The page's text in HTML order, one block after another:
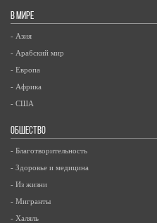
В МИРЕ
- Азия
- Арабский мир
- Европа
- Африка
- США
ОБЩЕСТВО
- Благотворительность
- Здоровье и медицина
- Из жизни
- Мигранты
- Халяль